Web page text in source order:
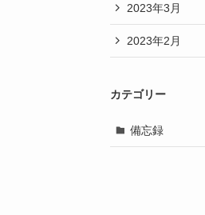
2023年3月
2023年2月
カテゴリー
備忘録